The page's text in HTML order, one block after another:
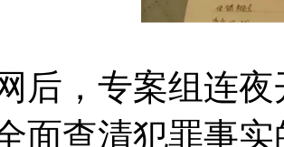
，专案组连夜
面查清犯罪事